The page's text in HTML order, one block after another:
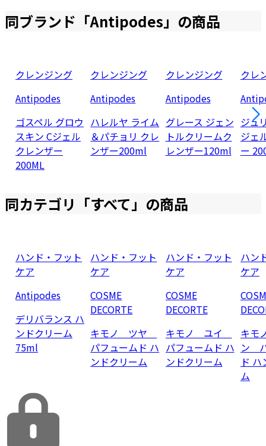
同ブランド「Antipodes」の商品
クレンジング
Antipodes
ゴスペル グロウ
スキン Cジェル
クレンザー
200ML
クレンジング
Antipodes
ハレルヤ ライム
＆パチョリ クレ
ンザー200ml
クレンジング
Antipodes
グレース ジェン
トルクリームク
レンザー120ml
クレ
ジュ
ジェ
ー
同カテゴリ「すべて」の商品
ハンド・フット
ケア
Antipodes
デリバランス ハ
ンドクリーム
75ml
ハンド・フット
ケア
COSME
DECORTE
キモノ ツヤ
パフュームド ハ
ンドクリーム
ハンド・フット
ケア
COSME
DECORTE
キモノ ユイ
パフュームド ハ
ンドクリーム
ハン
ケア
キモ
ン
ド
ム